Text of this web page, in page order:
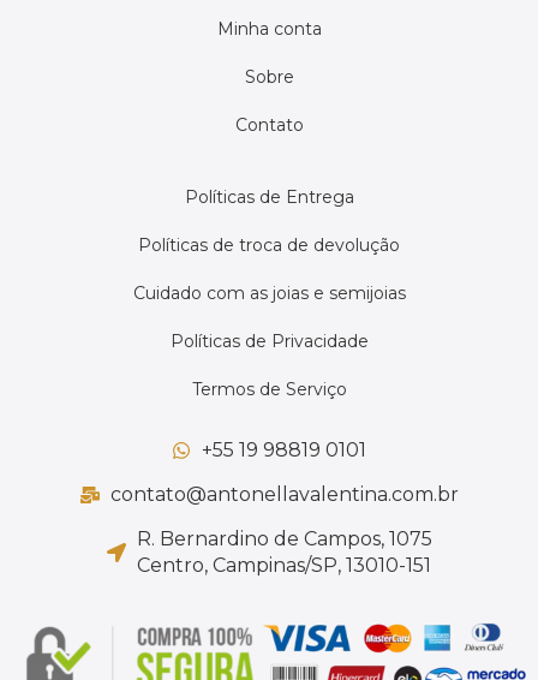
Minha conta
Sobre
Contato
Políticas de Entrega
Políticas de troca de devolução
Cuidado com as joias e semijoias
Políticas de Privacidade
Termos de Serviço
+55 19 98819 0101
contato@antonellavalentina.com.br
R. Bernardino de Campos, 1075
Centro, Campinas/SP, 13010-151